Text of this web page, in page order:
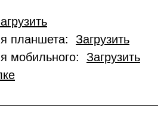
планшета: Загрузить
мобильного: Загрузить